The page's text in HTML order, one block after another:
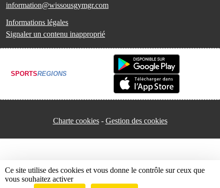
information@wissousgymgr.com
Informations légales
Signaler un contenu inapproprié
SPORTSREGIONS
Charte cookies Gestion des cookies
Ce site utilise des cookies et vous donne le contrôle sur ceux que
vous souhaitez activer